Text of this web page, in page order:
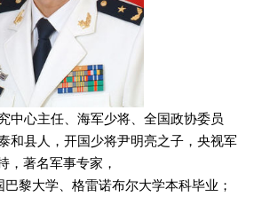
中心主任、海军少将、全国政协委员
和县人， 开国少将尹明亮之子，央视军
，著名军事专家，
巴黎大学、格雷诺布尔大学本科毕业；